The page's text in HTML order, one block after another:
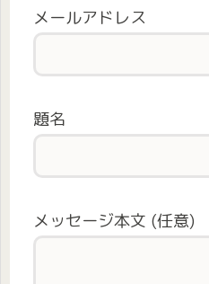
メールアドレス
題名
メッセージ本文 (任意)